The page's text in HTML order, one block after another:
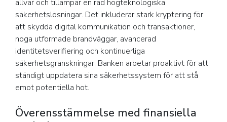
allvar och tillämpar en rad högteknologiska
säkerhetslösningar. Det inkluderar stark kryptering för
att skydda digital kommunikation och transaktioner,
noga utformade brandväggar, avancerad
identitetsverifiering och kontinuerliga
säkerhetsgranskningar. Banken arbetar proaktivt för att
ständigt uppdatera sina säkerhetssystem för att stå
emot potentiella hot.
Överensstämmelse med finansiella